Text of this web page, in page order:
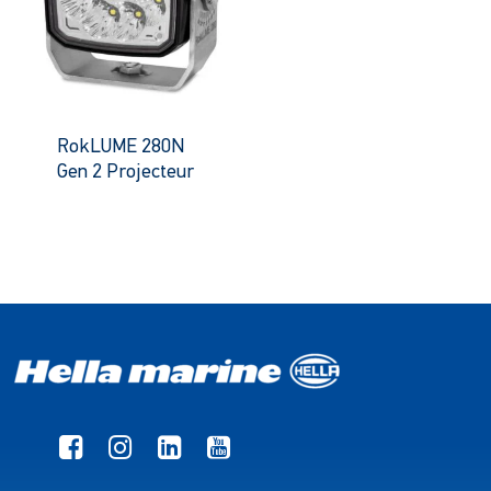
RokLUME 280N
Gen 2 Projecteur